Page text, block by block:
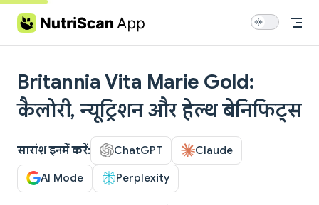
Skip to content
Britannia Vita Marie Gold:
कैलोरी, न्यूट्रिशन और हेल्थ बेनिफिट्स
सारांश इनमें करें: ChatGPT Claude
AI Mode Perplexity